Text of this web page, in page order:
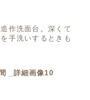
作洗面台。深くて
手洗いするときも